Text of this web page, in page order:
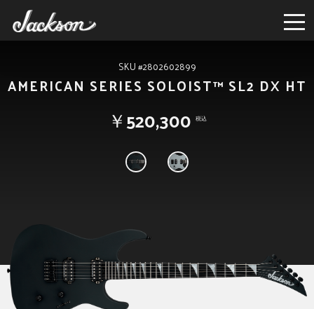
SKU #2802602899
AMERICAN SERIES SOLOIST™ SL2 DX HT
￥520,300 税込